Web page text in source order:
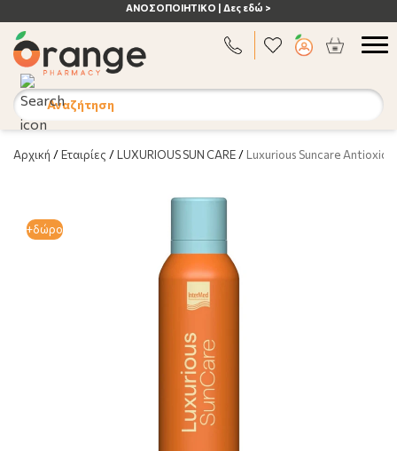
ΑΝΟΣΟΠΟΙΗΤΙΚΟ | Δες εδώ >
Αναζήτηση
Αρχική /Εταιρίες /LUXURIOUS SUN CARE / Luxurious Suncare
+δώρο